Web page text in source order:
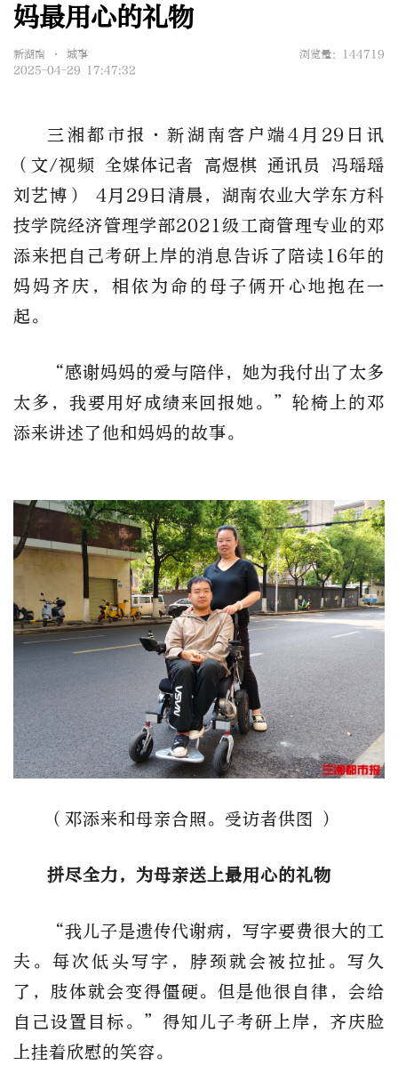
妈最用心的礼物
新湖南 • 城事
浏览量：144719
2025-04-29 17:47:32
三湘都市报·新湖南客户端4月29日讯
（文/视频 全媒体记者 高煜棋 通讯员 冯瑶瑶
刘艺博） 4月29日清晨，湖南农业大学东方科
技学院经济管理学部2021级工商管理专业的邓
添来把自己考研上岸的消息告诉了陪读16年的
妈妈齐庆，相依为命的母子俩开心地抱在一
起。
“感谢妈妈的爱与陪伴，她为我付出了太多
太多，我要用好成绩来回报她。”轮椅上的邓
添来讲述了他和妈妈的故事。
（邓添来和母亲合照。受访者供图 ）
拼尽全力，为母亲送上最用心的礼物
“我儿子是遗传代谢病，写字要费很大的工
夫。每次低头写字，脖颈就会被拉扯。写久
了，肢体就会变得僵硬。但是他很自律，会给
自己设置目标。”得知儿子考研上岸，齐庆脸
上挂着欣慰的笑容。